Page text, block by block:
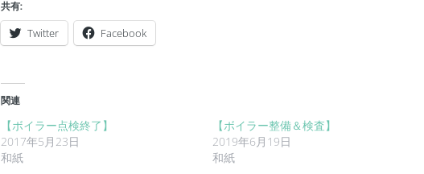
共有:
Twitter Facebook
関連
【ボイラー点検終了】
2017年5月23日
和紙
【ボイラー整備＆検査】
2019年6月19日
和紙